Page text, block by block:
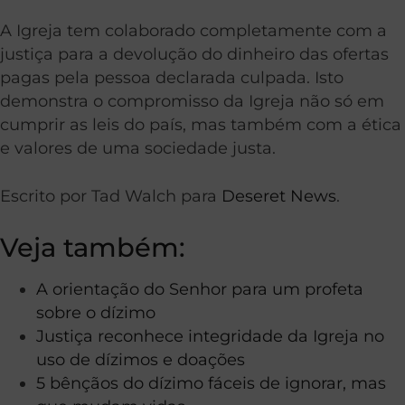
A Igreja tem colaborado completamente com a
justiça para a devolução do dinheiro das ofertas
pagas pela pessoa declarada culpada. Isto
demonstra o compromisso da Igreja não só em
cumprir as leis do país, mas também com a ética
e valores de uma sociedade justa.
Escrito por Tad Walch para Deseret News.
Veja também:
A orientação do Senhor para um profeta
sobre o dízimo
Justiça reconhece integridade da Igreja no
uso de dízimos e doações
5 bênçãos do dízimo fáceis de ignorar, mas